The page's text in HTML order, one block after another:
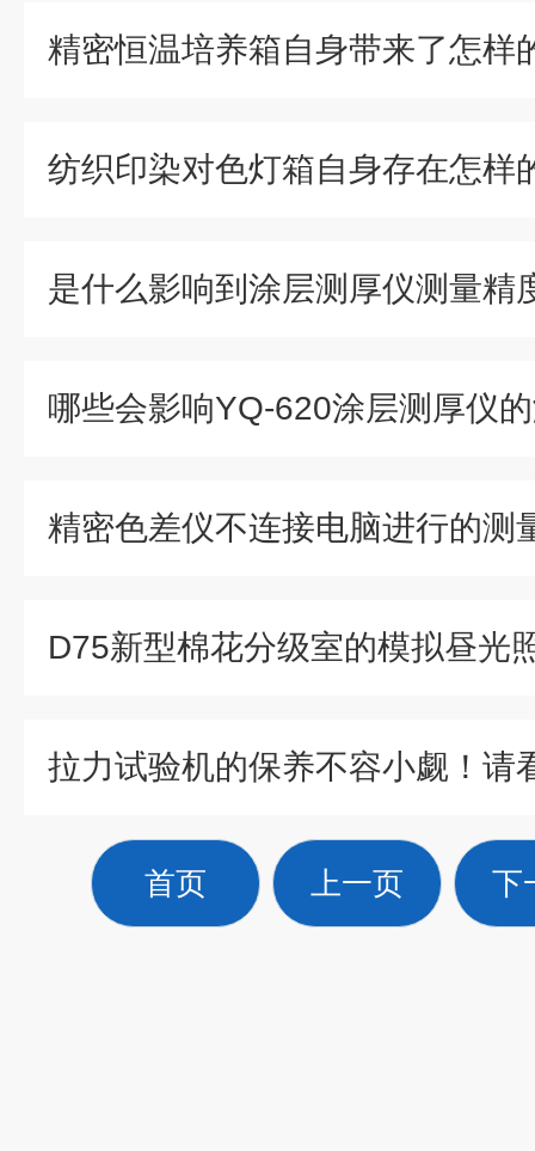
精密恒温培养箱自身带来了怎样
纺织印染对色灯箱自身存在怎样
是什么影响到涂层测厚仪测量精
哪些会影响YQ-620涂层测厚仪
精密色差仪不连接电脑进行的测
拉力试验机的保养不容小觑！请
首页 上一页 下